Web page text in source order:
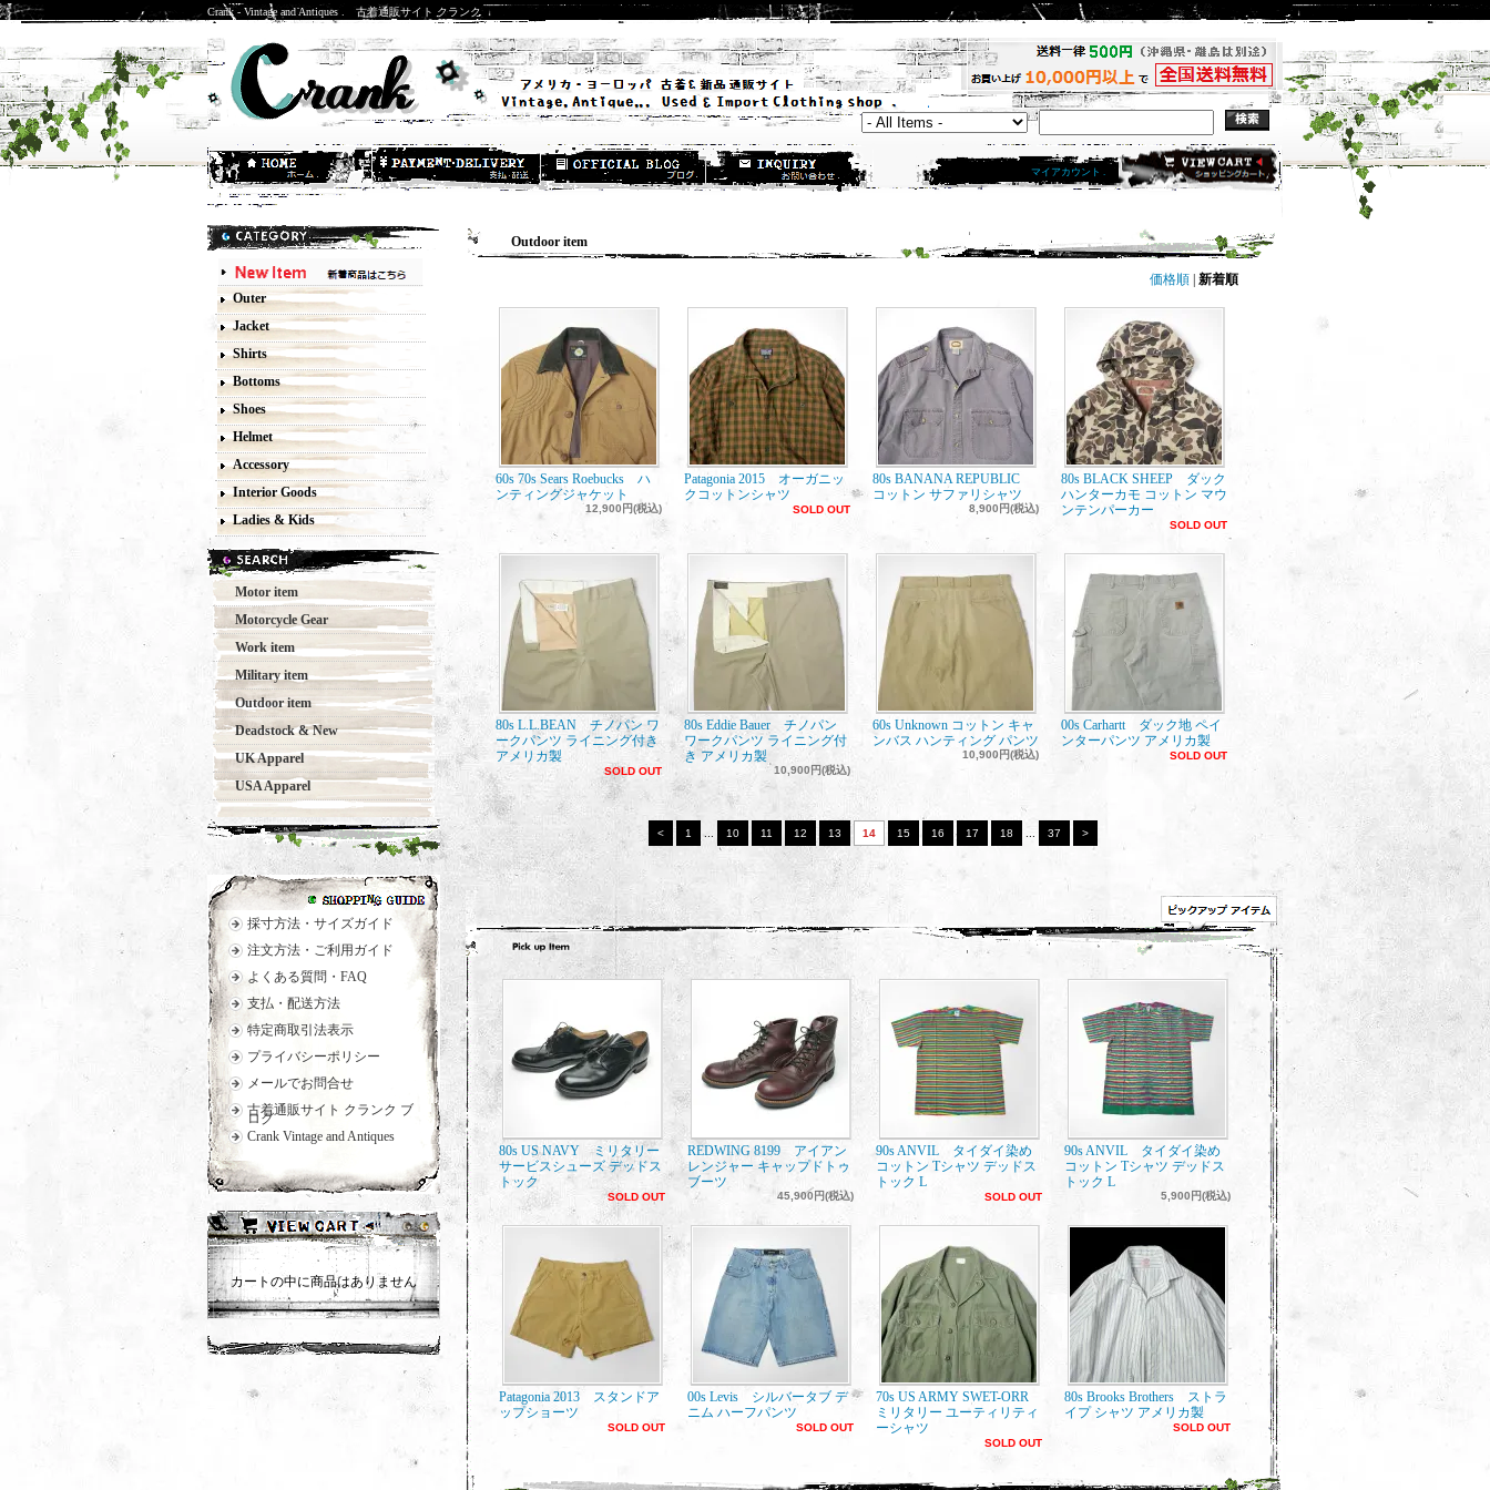
Crank - Vintage and Antiques . 古着通販サイト クランク
マイアカウント .
Outer
Jacket
Shirts
Bottoms
Shoes
Helmet
Accessory
Interior Goods
Ladies & Kids
Motor item
Motorcycle Gear
Work item
Military item
Outdoor item
Deadstock & New
UK Apparel
USA Apparel
採寸方法・サイズガイド
注文方法・ご利用ガイド
よくある質問・FAQ
支払・配送方法
特定商取引法表示
プライバシーポリシー
メールでお問合せ
古着通販サイト クランク ブ
ログ
Crank Vintage and Antiques
カートの中に商品はありません
Outdoor item
価格順 新着順
60s 70s Sears Roebucks ハ
ンティングジャケット
12,900円(税込)
Patagonia 2015 オーガニッ
クコットンシャツ
SOLD OUT
80s BANANA REPUBLIC
コットン サファリシャツ
8,900円(税込)
80s BLACK SHEEP ダック
ハンターカモ コットン マウ
ンテンパーカー
SOLD OUT
80s L.L.BEAN チノパン ワ
ークパンツ ライニング付き
アメリカ製
SOLD OUT
80s Eddie Bauer チノパン
ワークパンツ ライニング付
き アメリカ製
10,900円(税込)
60s Unknown コットン キャ
ンバス ハンティング パンツ
10,900円(税込)
00s Carhartt ダック地 ペイ
ンターパンツ アメリカ製
SOLD OUT
< 1 10 11 12 13 14 15 16 17 18 37 >
80s US NAVY ミリタリー
サービスシューズ デッドス
トック
SOLD OUT
REDWING 8199 アイアン
レンジャー キャップドトゥ
ブーツ
45,900円(税込)
90s ANVIL タイダイ染め
コットン Tシャツ デッドス
トック L
SOLD OUT
90s ANVIL タイダイ染め
コットン Tシャツ デッドス
トック L
5,900円(税込)
Patagonia 2013 スタンドア
ップショーツ
SOLD OUT
00s Levis シルバータブ デ
ニム ハーフパンツ
SOLD OUT
70s US ARMY SWET-ORR
ミリタリー ユーティリティ
ーシャツ
SOLD OUT
80s Brooks Brothers ストラ
イプ シャツ アメリカ製
SOLD OUT